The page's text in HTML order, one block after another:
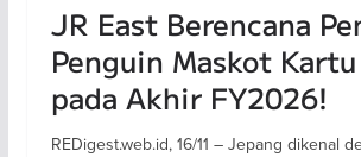
JR East Berencana
Penguin Maskot
pada Akhir FY2026!
REDigest.web.id, 16/11 – Jepang dikenal